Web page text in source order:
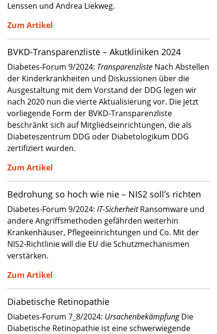
Lenssen und Andrea Liekweg.
Zum Artikel
BVKD-Transparenzliste – Akutkliniken 2024
Diabetes-Forum 9/2024: Transparenzliste Nach Abstellen
der Kinderkrankheiten und Diskussionen über die
Ausgestaltung mit dem Vorstand der DDG legen wir
nach 2020 nun die vierte Aktualisierung vor. Die jetzt
vorliegende Form der BVKD-Transparenzliste
beschränkt sich auf Mitgliedseinrichtungen, die als
Diabeteszentrum DDG oder Diabetologikum DDG
zertifiziert wurden.
Zum Artikel
Bedrohung so hoch wie nie – NIS2 soll’s richten
Diabetes-Forum 9/2024: IT-SicherheitRansomware und
andere Angriffsmethoden gefährden weiterhin
Krankenhäuser, Pflegeeinrichtungen und Co. Mit der
NIS2-Richtlinie will die EU die Schutzmechanismen
verstärken.
Zum Artikel
Diabetische Retinopathie
Diabetes-Forum 7_8/2024: UrsachenbekämpfungDie
Diabetische Retinopathie ist eine schwerwiegende